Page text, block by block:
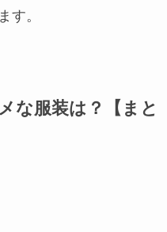
す。
な服装は？【まと